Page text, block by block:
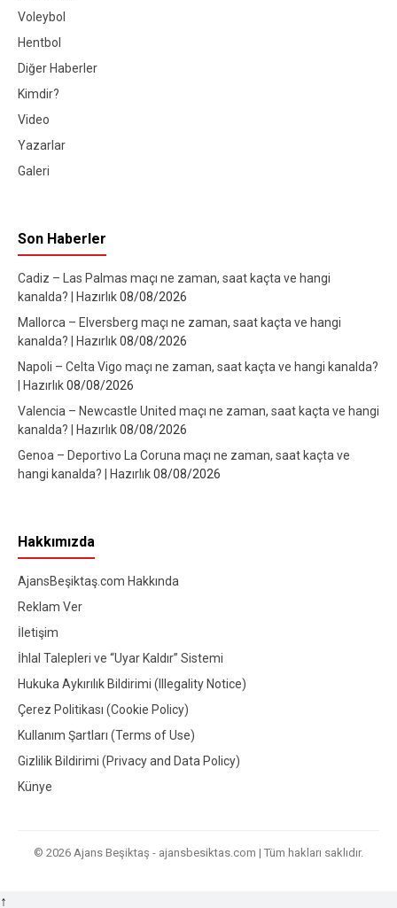
Voleybol
Hentbol
Diğer Haberler
Kimdir?
Video
Yazarlar
Galeri
Son Haberler
Cadiz – Las Palmas maçı ne zaman, saat kaçta ve hangi
kanalda? | Hazırlık08/08/2026
Mallorca – Elversberg maçı ne zaman, saat kaçta ve hangi
kanalda? | Hazırlık08/08/2026
Napoli – Celta Vigo maçı ne zaman, saat kaçta ve hangi kanalda?
| Hazırlık08/08/2026
Valencia – Newcastle United maçı ne zaman, saat kaçta ve hangi
kanalda? | Hazırlık08/08/2026
Genoa – Deportivo La Coruna maçı ne zaman, saat kaçta ve
hangi kanalda? | Hazırlık08/08/2026
Hakkımızda
AjansBeşiktaş.com Hakkında
Reklam Ver
İletişim
İhlal Talepleri ve “Uyar Kaldır” Sistemi
Hukuka Aykırılık Bildirimi (Illegality Notice)
Çerez Politikası (Cookie Policy)
Kullanım Şartları (Terms of Use)
Gizlilik Bildirimi (Privacy and Data Policy)
Künye
© 2026 Ajans Beşiktaş - ajansbesiktas.com | Tüm hakları saklıdır.
↑